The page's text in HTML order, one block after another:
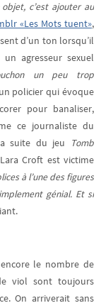
c’est ajouter au
«Les Mots tuent»,
d’un ton lorsqu’il
agresseur sexuel
un peu trop
policier qui évoque
pour banaliser,
ce journaliste du
suite du jeu
Tomb
Croft est victime
à l’une des figures
génial. Et si
le nombre de
viol sont toujours
On arriverait sans